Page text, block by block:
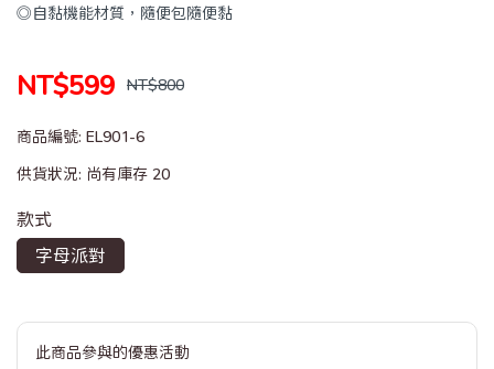
◎自黏機能材質，隨便包隨便黏
NT$599 NT$800
商品編號: EL901-6
供貨狀況: 尚有庫存 20
款式
字母派對
此商品參與的優惠活動